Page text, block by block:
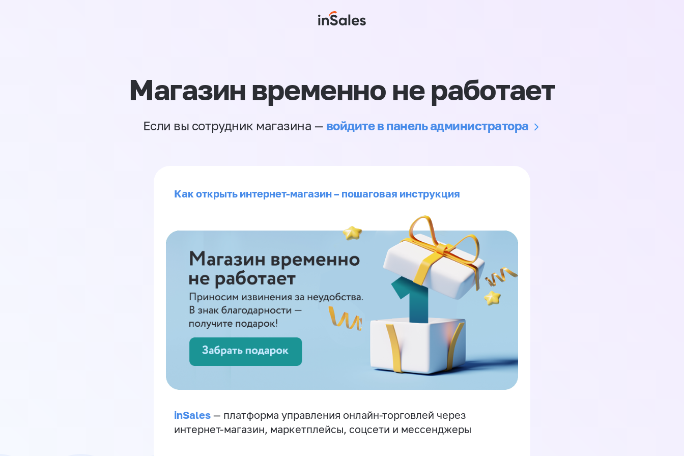
Магазин временно не работает
Если вы сотрудник магазина — войдите в панель администратора
Как открыть интернет-магазин – пошаговая инструкция
inSales — платформа управления онлайн-торговлей через
интернет-магазин, маркетплейсы, соцсети и мессенджеры